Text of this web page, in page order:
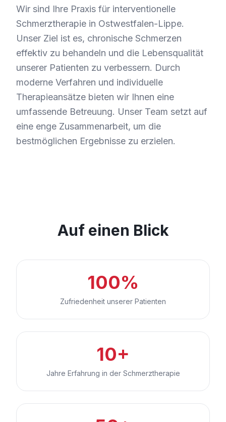
Wir sind Ihre Praxis für interventionelle
Schmerztherapie in Ostwestfalen-Lippe.
Unser Ziel ist es, chronische Schmerzen
effektiv zu behandeln und die Lebensqualität
unserer Patienten zu verbessern. Durch
moderne Verfahren und individuelle
Therapieansätze bieten wir Ihnen eine
umfassende Betreuung. Unser Team setzt auf
eine enge Zusammenarbeit, um die
bestmöglichen Ergebnisse zu erzielen.
Auf einen Blick
100%
Zufriedenheit unserer Patienten
10+
Jahre Erfahrung in der Schmerztherapie